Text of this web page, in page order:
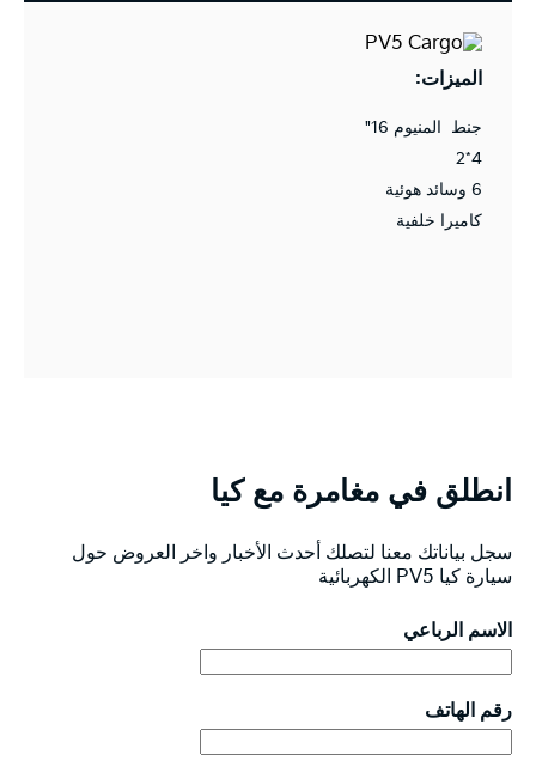
الميزات:
جنط المنيوم 16"
4*2
6 وسائد هوئية
كاميرا خلفية
انطلق في مغامرة مع كيا
سجل بياناتك معنا لتصلك أحدث الأخبار واخر العروض حول
سيارة كيا PV5 الكهربائية
الاسم الرباعي
رقم الهاتف